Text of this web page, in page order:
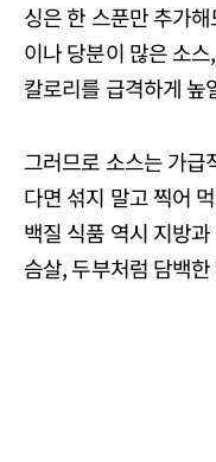
싱은 한 스푼만 추가
이나 당분이 많은 소
칼로리를 급격하게 높
그러므로 소스는 가급
다면 섞지 말고 찍어
백질 식품 역시 지방
슴살, 두부처럼 담백